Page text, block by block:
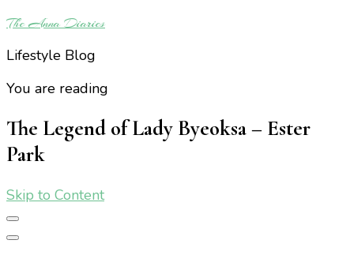
The Anna Diaries
Lifestyle Blog
You are reading
The Legend of Lady Byeoksa – Ester
Park
Skip to Content